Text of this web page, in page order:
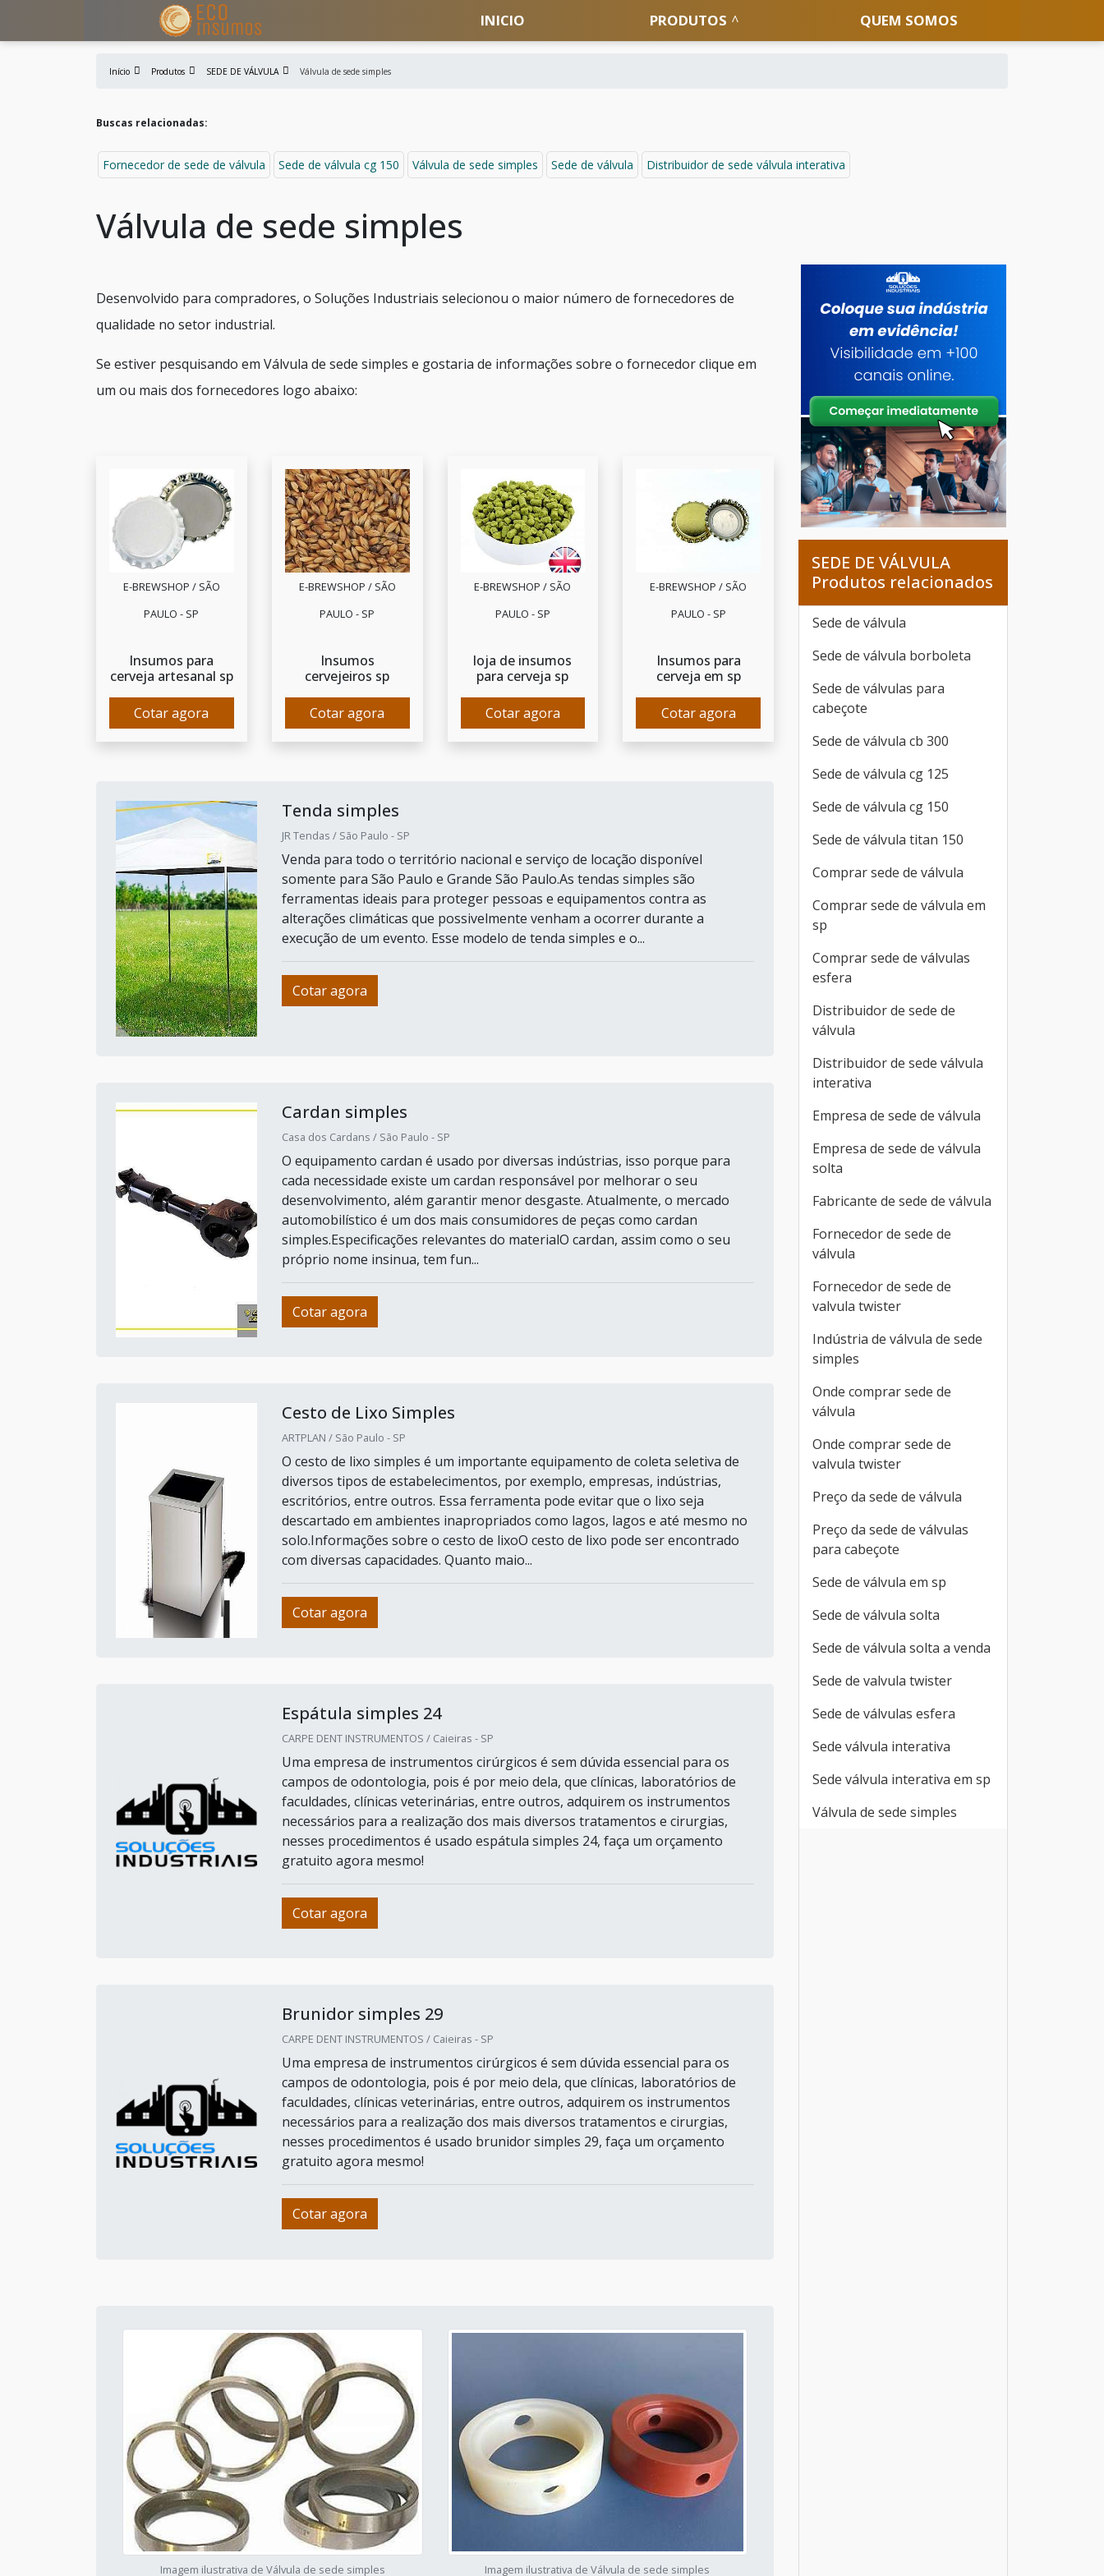
INICIO PRODUTOS QUEM SOMOS
Início Produtos SEDE DE VÁLVULA Válvula de sede simples
Buscas relacionadas:
Fornecedor de sede de válvula Sede de válvula cg 150 Válvula de sede simples Sede de válvula Distribuidor de sede válvula interativa
Válvula de sede simples
Desenvolvido para compradores, o Soluções Industriais selecionou o maior número de fornecedores de
qualidade no setor industrial.
Se estiver pesquisando em Válvula de sede simples e gostaria de informações sobre o fornecedor clique em
um ou mais dos fornecedores logo abaixo:
E-BREWSHOP / SÃO
PAULO - SP
Insumos para
cerveja artesanal sp
Cotar agora
E-BREWSHOP / SÃO
PAULO - SP
Insumos
cervejeiros sp
Cotar agora
E-BREWSHOP / SÃO
PAULO - SP
loja de insumos
para cerveja sp
Cotar agora
E-BREWSHOP / SÃO
PAULO - SP
Insumos para
cerveja em sp
Cotar agora
Tenda simples
JR Tendas / São Paulo - SP
Venda para todo o território nacional e serviço de locação disponível
somente para São Paulo e Grande São Paulo.As tendas simples são
ferramentas ideais para proteger pessoas e equipamentos contra as
alterações climáticas que possivelmente venham a ocorrer durante a
execução de um evento. Esse modelo de tenda simples e o...
Cotar agora
Cardan simples
Casa dos Cardans / São Paulo - SP
O equipamento cardan é usado por diversas indústrias, isso porque para
cada necessidade existe um cardan responsável por melhorar o seu
desenvolvimento, além garantir menor desgaste. Atualmente, o mercado
automobilístico é um dos mais consumidores de peças como cardan
simples.Especificações relevantes do materialO cardan, assim como o seu
próprio nome insinua, tem fun...
Cotar agora
Cesto de Lixo Simples
ARTPLAN / São Paulo - SP
O cesto de lixo simples é um importante equipamento de coleta seletiva de
diversos tipos de estabelecimentos, por exemplo, empresas, indústrias,
escritórios, entre outros. Essa ferramenta pode evitar que o lixo seja
descartado em ambientes inapropriados como lagos, lagos e até mesmo no
solo.Informações sobre o cesto de lixoO cesto de lixo pode ser encontrado
com diversas capacidades. Quanto maio...
Cotar agora
Espátula simples 24
CARPE DENT INSTRUMENTOS / Caieiras - SP
Uma empresa de instrumentos cirúrgicos é sem dúvida essencial para os
campos de odontologia, pois é por meio dela, que clínicas, laboratórios de
faculdades, clínicas veterinárias, entre outros, adquirem os instrumentos
necessários para a realização dos mais diversos tratamentos e cirurgias,
nesses procedimentos é usado espátula simples 24, faça um orçamento
gratuito agora mesmo!
Cotar agora
Brunidor simples 29
CARPE DENT INSTRUMENTOS / Caieiras - SP
Uma empresa de instrumentos cirúrgicos é sem dúvida essencial para os
campos de odontologia, pois é por meio dela, que clínicas, laboratórios de
faculdades, clínicas veterinárias, entre outros, adquirem os instrumentos
necessários para a realização dos mais diversos tratamentos e cirurgias,
nesses procedimentos é usado brunidor simples 29, faça um orçamento
gratuito agora mesmo!
Cotar agora
Imagem ilustrativa de Válvula de sede simples Imagem ilustrativa de Válvula de sede simples
SEDE DE VÁLVULA
Produtos relacionados
Sede de válvula
Sede de válvula borboleta
Sede de válvulas para
cabeçote
Sede de válvula cb 300
Sede de válvula cg 125
Sede de válvula cg 150
Sede de válvula titan 150
Comprar sede de válvula
Comprar sede de válvula em
sp
Comprar sede de válvulas
esfera
Distribuidor de sede de
válvula
Distribuidor de sede válvula
interativa
Empresa de sede de válvula
Empresa de sede de válvula
solta
Fabricante de sede de válvula
Fornecedor de sede de
válvula
Fornecedor de sede de
valvula twister
Indústria de válvula de sede
simples
Onde comprar sede de
válvula
Onde comprar sede de
valvula twister
Preço da sede de válvula
Preço da sede de válvulas
para cabeçote
Sede de válvula em sp
Sede de válvula solta
Sede de válvula solta a venda
Sede de valvula twister
Sede de válvulas esfera
Sede válvula interativa
Sede válvula interativa em sp
Válvula de sede simples